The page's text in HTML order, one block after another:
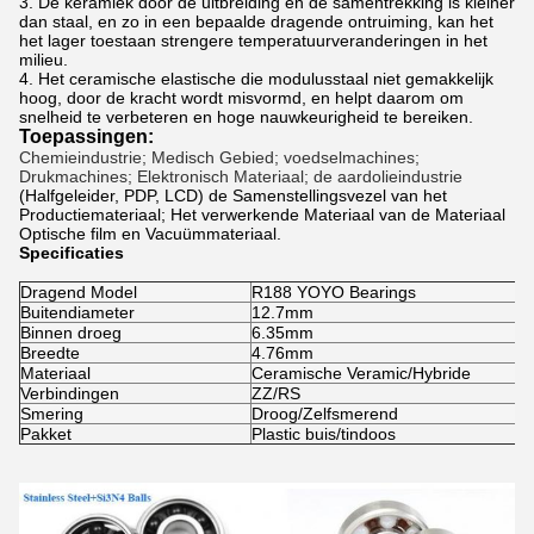
dan staal, en zo in een bepaalde dragende ontruiming, kan het
het lager toestaan strengere temperatuurveranderingen in het
milieu.
4. Het ceramische elastische die modulusstaal niet gemakkelijk
hoog, door de kracht wordt misvormd, en helpt daarom om
snelheid te verbeteren en hoge nauwkeurigheid te bereiken.
Toepassingen:
Chemieindustrie; Medisch Gebied; voedselmachines;
Drukmachines; Elektronisch Materiaal; de aardolieindustrie
(Halfgeleider, PDP, LCD) de Samenstellingsvezel van het
Productiemateriaal; Het verwerkende Materiaal van de Materiaal
Optische film en Vacuümmateriaal.
Specificaties
Dragend Model
R188 YOYO Bearings
Buitendiameter
12.7mm
Binnen droeg
6.35mm
Breedte
4.76mm
Materiaal
Ceramische Veramic/Hybride
Verbindingen
ZZ/RS
Smering
Droog/Zelfsmerend
Pakket
Plastic buis/tindoos